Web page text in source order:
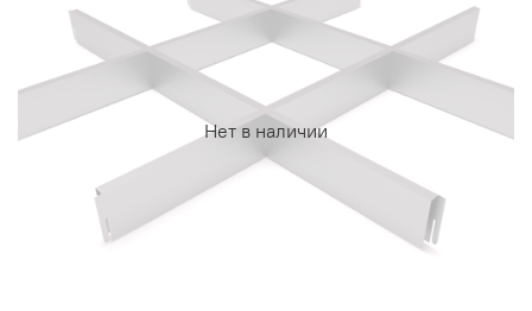
Нет в наличии